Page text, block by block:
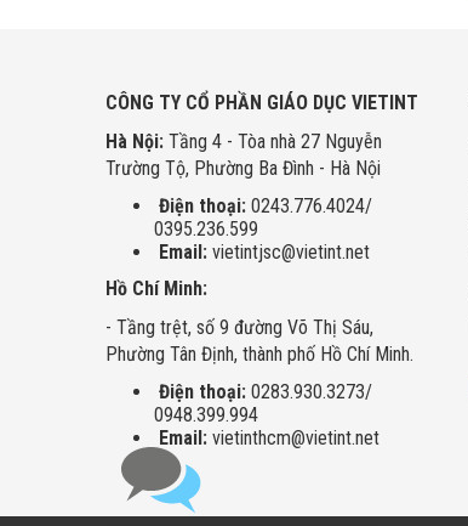
CÔNG TY CỔ PHẦN GIÁO DỤC VIETINT
Hà Nội: Tầng 4 - Tòa nhà 27 Nguyễn
Trường Tộ, Phường Ba Đình - Hà Nội
Điện thoại: 0243.776.4024/
0395.236.599
Email: vietintjsc@vietint.net
Hồ Chí Minh:
- Tầng trệt, số 9 đường Võ Thị Sáu,
Phường Tân Định, thành phố Hồ Chí Minh.
Điện thoại: 0283.930.3273/
0948.399.994
Email: vietinthcm@vietint.net